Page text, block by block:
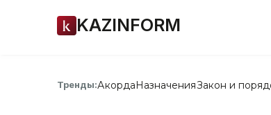
KAZINFORM
Тренды:АкордаНазначенияЗакон и